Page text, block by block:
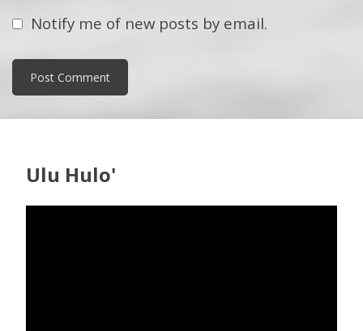
Notify me of new posts by email.
Ulu Hulo'